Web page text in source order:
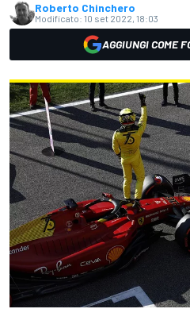
Roberto Chinchero
Modificato: 10 set 2022, 18:03
AGGIUNGI COME